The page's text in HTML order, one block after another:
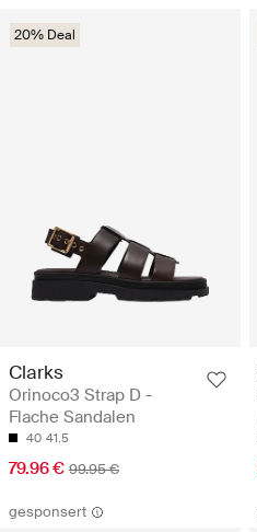
20% Deal
Clarks
Orinoco3 Strap D -
Flache Sandalen
40 41.5
79.96 € 99.95 €
gesponsert